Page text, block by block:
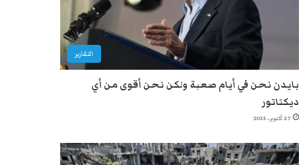
التقارير
بايدن نحن في أيام صعبة ولكن نحن أقوى من أي
ديكتاتور
27 أكتوبر، 2025